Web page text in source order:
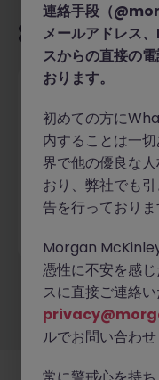
あなたにおす
キング・マーケット
東京 正社員
新着
採用企業様新着求人最
連絡手段（
メールアドレス
スからの直接の
おります。
初めての方に
内することは一
界で他の優良な
おり、弊社でも
告を行っておりま
Morgan
憑性に不安を感
スに直接ご連絡い
ルでお問い合わせ